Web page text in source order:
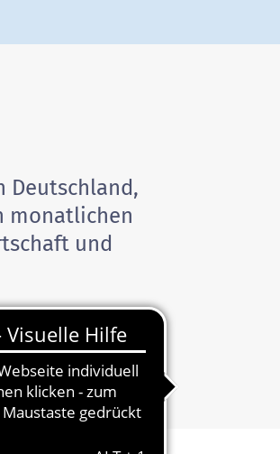
Deutschland,
monatlichen
und